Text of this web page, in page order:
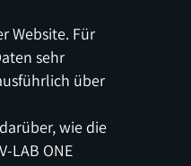
Website. Für
sehr
über
wie die
LAB ONE